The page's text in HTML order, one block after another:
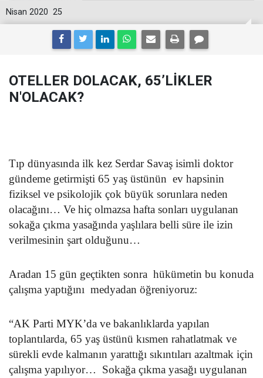
25
Nisan 2020
OTELLER DOLACAK, 65’LİKLER
N'OLACAK?
Tıp dünyasında ilk kez Serdar Savaş isimli doktor
gündeme getirmişti 65 yaş üstünün ev hapsinin
fiziksel ve psikolojik çok büyük sorunlara neden
olacağını… Ve hiç olmazsa hafta sonları uygulanan
sokağa çıkma yasağında yaşlılara belli süre ile izin
verilmesinin şart olduğunu…
Aradan 15 gün geçtikten sonra hükümetin bu konuda
çalışma yaptığını medyadan öğreniyoruz:
“AK Parti MYK’da ve bakanlıklarda yapılan
toplantılarda, 65 yaş üstünü kısmen rahatlatmak ve
sürekli evde kalmanın yarattığı sıkıntıları azaltmak için
çalışma yapılıyor… Sokağa çıkma yasağı uygulanan